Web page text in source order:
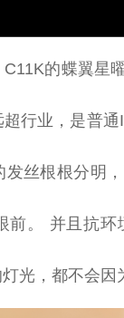
的蝶翼星
行业，是普
发丝根根分明
前。 并且抗环
光，都不会因